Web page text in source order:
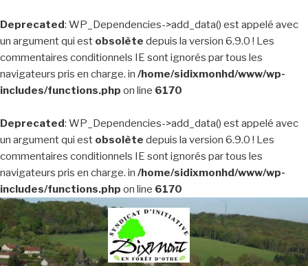
Deprecated: WP_Dependencies->add_data() est appelé avec
un argument qui est obsolète depuis la version 6.9.0 ! Les
commentaires conditionnels IE sont ignorés par tous les
navigateurs pris en charge. in /home/sidixmonhd/www/wp-
includes/functions.php on line 6170
Deprecated: WP_Dependencies->add_data() est appelé avec
un argument qui est obsolète depuis la version 6.9.0 ! Les
commentaires conditionnels IE sont ignorés par tous les
navigateurs pris en charge. in /home/sidixmonhd/www/wp-
includes/functions.php on line 6170
Aller
au
contenu
principal